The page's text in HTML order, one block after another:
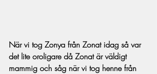
När vi tog Zonya från Zonat idag så var
det lite oroligare då Zonat är väldigt
mammig och såg när vi tog henne från